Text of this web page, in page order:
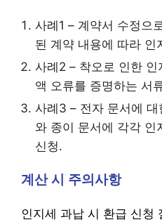
사례1 – 계약서 수정으
된 계약 내용에 따라 인
사례2 – 착오로 인한
액 오류를 증명하는 서
사례3 – 전자 문서에
와 종이 문서에 각각 인
신청.
계산 시 주의사항
인지세 과납 시 환급 신청